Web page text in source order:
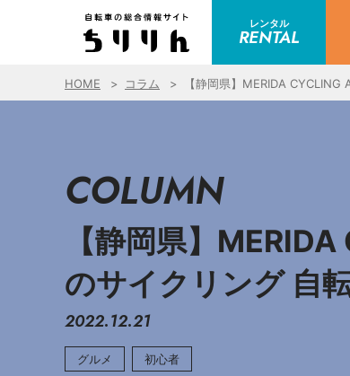
レンタル
RENTAL
HOME コラム 【静岡県】MERIDA
COLUMN
【静岡県】
のサイクリング 自
2022.12.21
グルメ 初心者